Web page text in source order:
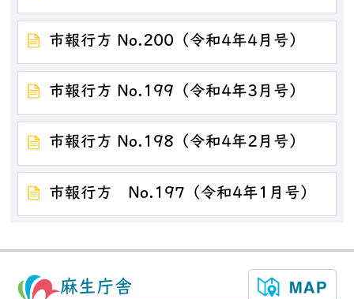
市報行方 No.200（令和4年4月号）
市報行方 No.199（令和4年3月号）
市報行方 No.198（令和4年2月号）
市報行方 No.197（令和4年1月号）
麻生庁舎